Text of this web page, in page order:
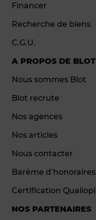
Financer
Recherche de biens
C.G.U.
A PROPOS DE BLOT
Nous sommes Blot
Blot recrute
Nos agences
Nos articles
Nous contacter
Barème d’honoraires
Certification Qualiopi
NOS PARTENAIRES